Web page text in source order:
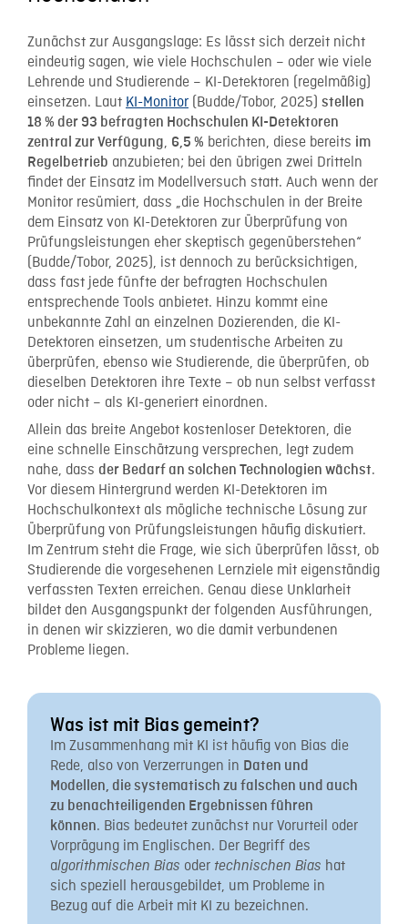
Zunächst zur Ausgangslage: Es lässt sich derzeit nicht
eindeutig sagen, wie viele Hochschulen – oder wie viele
Lehrende und Studierende – KI-Detektoren (regelmäßig)
einsetzen. Laut KI-Monitor (Budde/Tobor, 2025) stellen
18 % der 93 befragten Hochschulen KI-Detektoren
zentral zur Verfügung, 6,5 % berichten, diese bereits im
Regelbetrieb anzubieten; bei den übrigen zwei Dritteln
findet der Einsatz im Modellversuch statt. Auch wenn der
Monitor resümiert, dass „die Hochschulen in der Breite
dem Einsatz von KI-Detektoren zur Überprüfung von
Prüfungsleistungen eher skeptisch gegenüberstehen“
(Budde/Tobor, 2025), ist dennoch zu berücksichtigen,
dass fast jede fünfte der befragten Hochschulen
entsprechende Tools anbietet. Hinzu kommt eine
unbekannte Zahl an einzelnen Dozierenden, die KI-
Detektoren einsetzen, um studentische Arbeiten zu
überprüfen, ebenso wie Studierende, die überprüfen, ob
dieselben Detektoren ihre Texte – ob nun selbst verfasst
oder nicht – als KI-generiert einordnen.
Allein das breite Angebot kostenloser Detektoren, die
eine schnelle Einschätzung versprechen, legt zudem
nahe, dass der Bedarf an solchen Technologien wächst.
Vor diesem Hintergrund werden KI-Detektoren im
Hochschulkontext als mögliche technische Lösung zur
Überprüfung von Prüfungsleistungen häufig diskutiert.
Im Zentrum steht die Frage, wie sich überprüfen lässt, ob
Studierende die vorgesehenen Lernziele mit eigenständig
verfassten Texten erreichen. Genau diese Unklarheit
bildet den Ausgangspunkt der folgenden Ausführungen,
in denen wir skizzieren, wo die damit verbundenen
Probleme liegen.
Was ist mit Bias gemeint?
Im Zusammenhang mit KI ist häufig von Bias die
Rede, also von Verzerrungen in Daten und
Modellen, die systematisch zu falschen und auch
zu benachteiligenden Ergebnissen führen
können. Bias bedeutet zunächst nur Vorurteil oder
Vorprägung im Englischen. Der Begriff des
algorithmischen Bias oder technischen Bias hat
sich speziell herausgebildet, um Probleme in
Bezug auf die Arbeit mit KI zu bezeichnen.